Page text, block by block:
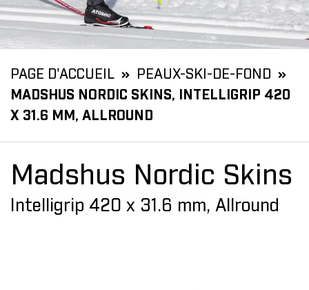
PAGE D'ACCUEIL
PEAUX-SKI-DE-FOND
MADSHUS NORDIC SKINS, INTELLIGRIP 420
X 31.6 MM, ALLROUND
Madshus Nordic Skins
Intelligrip 420 x 31.6 mm, Allround